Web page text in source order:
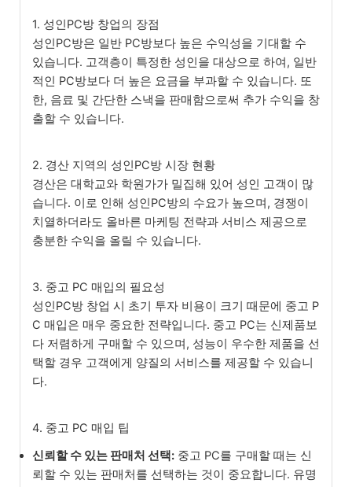
1. 성인PC방 창업의 장점
성인PC방은 일반 PC방보다 높은 수익성을 기대할 수
있습니다. 고객층이 특정한 성인을 대상으로 하여, 일반
적인 PC방보다 더 높은 요금을 부과할 수 있습니다. 또
한, 음료 및 간단한 스낵을 판매함으로써 추가 수익을 창
출할 수 있습니다.
2. 경산 지역의 성인PC방 시장 현황
경산은 대학교와 학원가가 밀집해 있어 성인 고객이 많
습니다. 이로 인해 성인PC방의 수요가 높으며, 경쟁이
치열하더라도 올바른 마케팅 전략과 서비스 제공으로
충분한 수익을 올릴 수 있습니다.
3. 중고 PC 매입의 필요성
성인PC방 창업 시 초기 투자 비용이 크기 때문에 중고 P
C 매입은 매우 중요한 전략입니다. 중고 PC는 신제품보
다 저렴하게 구매할 수 있으며, 성능이 우수한 제품을 선
택할 경우 고객에게 양질의 서비스를 제공할 수 있습니
다.
4. 중고 PC 매입 팁
신뢰할 수 있는 판매처 선택: 중고 PC를 구매할 때는 신
뢰할 수 있는 판매처를 선택하는 것이 중요합니다. 유명